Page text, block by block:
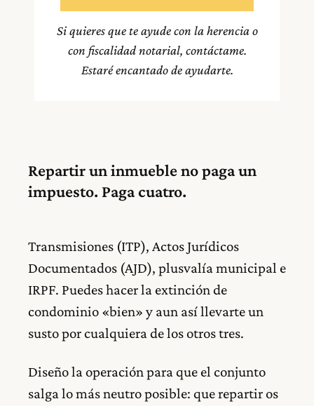
Si quieres que te ayude con la herencia o
con fiscalidad notarial, contáctame.
Estaré encantado de ayudarte.
Repartir un inmueble no paga un
impuesto. Paga cuatro.
Transmisiones (ITP), Actos Jurídicos
Documentados (AJD), plusvalía municipal e
IRPF. Puedes hacer la extinción de
condominio «bien» y aun así llevarte un
susto por cualquiera de los otros tres.
Diseño la operación para que el conjunto
salga lo más neutro posible: que repartir os